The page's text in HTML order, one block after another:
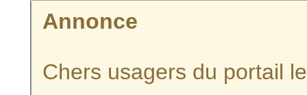
Annonce
Chers usagers du portail